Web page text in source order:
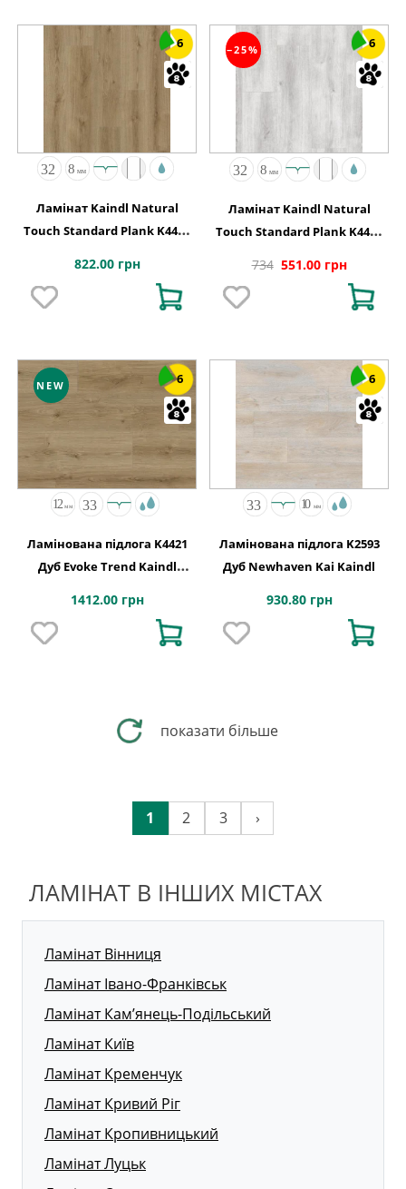
6
Ламінат Kaindl Natural
Touch Standard Plank K4421
822.00 грн
−25% 6
Ламінат Kaindl Natural
Touch Standard Plank K4422
734 551.00 грн
NEW 6
Ламінована підлога K4421
Дуб Evoke Trend Kaindl
1412.00 грн
6
Ламінована підлога K2593
Дуб Newhaven Kai Kaindl
930.80 грн
показати більше
1 2 3 ›
ЛАМІНАТ В ІНШИХ МІСТАХ
Ламінат Вінниця
Ламінат Івано-Франківськ
Ламінат Кам’янець-Подільський
Ламінат Київ
Ламінат Кременчук
Ламінат Кривий Ріг
Ламінат Кропивницький
Ламінат Луцьк